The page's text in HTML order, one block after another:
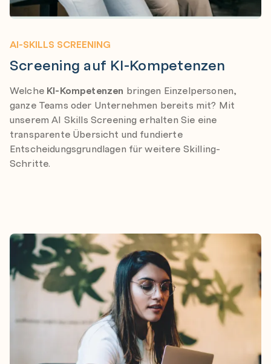
AI-SKILLS SCREENING
Screening auf KI-Kompetenzen
Welche KI-Kompetenzen bringen Einzelpersonen,
ganze Teams oder Unternehmen bereits mit? Mit
unserem AI Skills Screening erhalten Sie eine
transparente Übersicht und fundierte
Entscheidungsgrundlagen für weitere Skilling-
Schritte.